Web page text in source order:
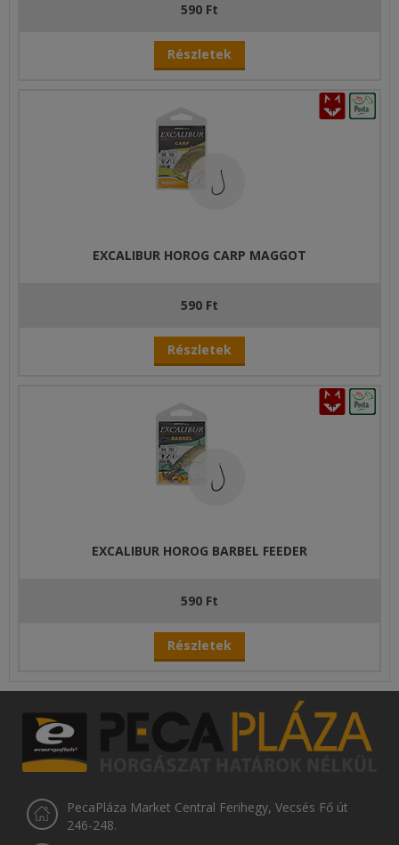
590 Ft
Részletek
EXCALIBUR HOROG CARP MAGGOT
590 Ft
Részletek
EXCALIBUR HOROG BARBEL FEEDER
590 Ft
Részletek
PecaPláza Market Central Ferihegy, Vecsés Fő út
246-248.